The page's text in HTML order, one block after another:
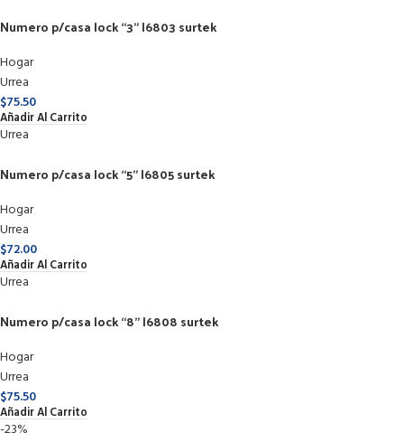
Numero p/casa lock “3” l6803 surtek
Hogar
Urrea
$75.50
Añadir Al Carrito
Urrea
Numero p/casa lock “5” l6805 surtek
Hogar
Urrea
$72.00
Añadir Al Carrito
Urrea
Numero p/casa lock “8” l6808 surtek
Hogar
Urrea
$75.50
Añadir Al Carrito
-23%